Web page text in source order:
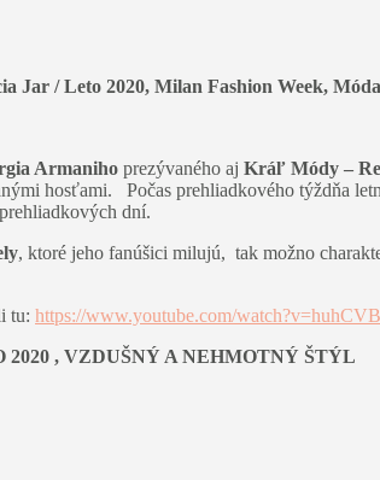
/ Leto 2020, Milan Fashion Week,
Armaniho prezývaného aj Kráľ Módy –
hosťami. Počas prehliadkového týždňa
dní.
, ktoré jeho fanúšici milujú, tak možno
tu: https://www.youtube.com/
, VZDUŠNÝ A NEHMOTNÝ ŠTÝL